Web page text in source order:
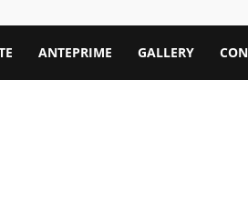
ANTEPRIME GALLERY